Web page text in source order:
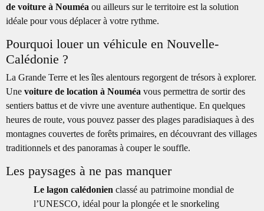
de voiture à Nouméa ou ailleurs sur le territoire est la solution
idéale pour vous déplacer à votre rythme.
Pourquoi louer un véhicule en Nouvelle-
Calédonie ?
La Grande Terre et les îles alentours regorgent de trésors à explorer.
Une voiture de location à Nouméa vous permettra de sortir des
sentiers battus et de vivre une aventure authentique. En quelques
heures de route, vous pouvez passer des plages paradisiaques à des
montagnes couvertes de forêts primaires, en découvrant des villages
traditionnels et des panoramas à couper le souffle.
Les paysages à ne pas manquer
Le lagon calédonien classé au patrimoine mondial de
l’UNESCO, idéal pour la plongée et le snorkeling